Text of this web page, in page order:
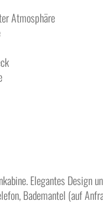
Atmosphäre
Elegantes Design
Bademantel (auf